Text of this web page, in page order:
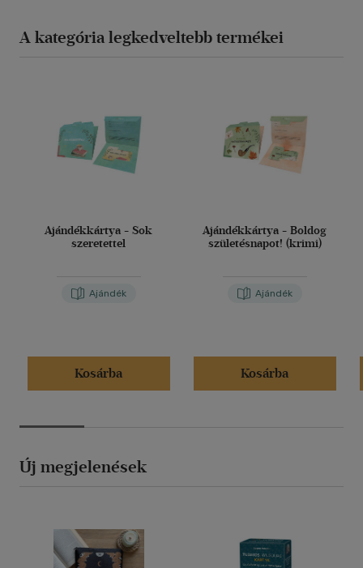
A kategória legkedveltebb termékei
Ajándékkártya - Sok
szeretettel
Ajándék
Kosárba
Ajándékkártya - Boldog
születésnapot! (krimi)
Ajándék
Kosárba
Új megjelenések